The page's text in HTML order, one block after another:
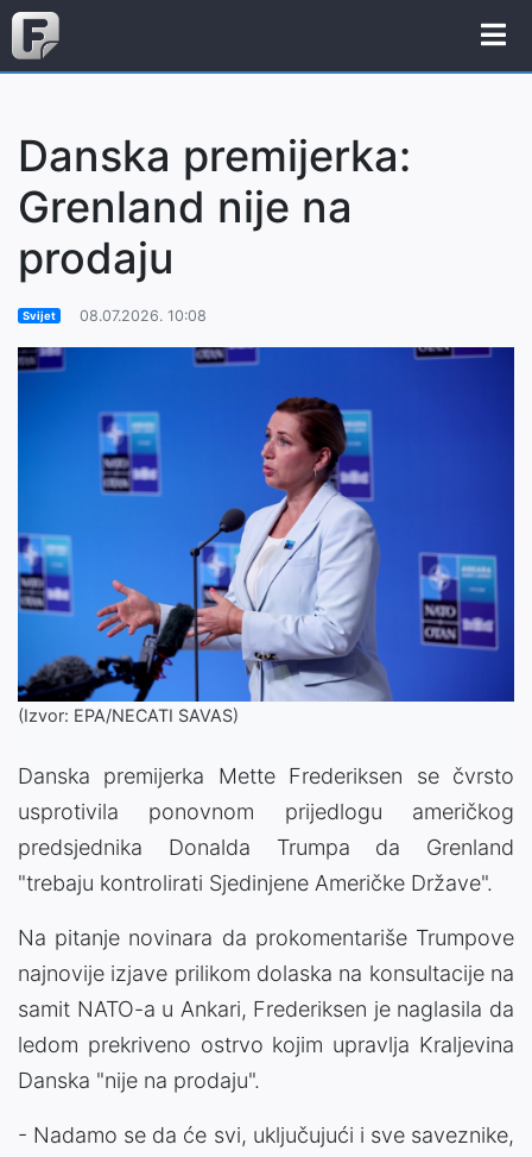
Danska premijerka:
Grenland nije na
prodaju
Svijet 08.07.2026. 10:08
(Izvor: EPA/NECATI SAVAS)
Danska premijerka Mette Frederiksen se čvrsto
usprotivila ponovnom prijedlogu američkog
predsjednika Donalda Trumpa da Grenland
"trebaju kontrolirati Sjedinjene Američke Države".
Na pitanje novinara da prokomentariše Trumpove
najnovije izjave prilikom dolaska na konsultacije na
samit NATO-a u Ankari, Frederiksen je naglasila da
ledom prekriveno ostrvo kojim upravlja Kraljevina
Danska "nije na prodaju".
- Nadamo se da će svi, uključujući i sve saveznike,